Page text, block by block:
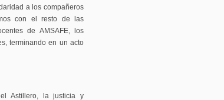
a los compañeros
con el resto de las
de AMSAFE, los
terminando en un acto
Astillero, la justicia y